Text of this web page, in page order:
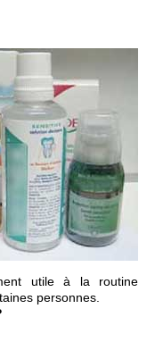
utile à la routine
personnes.